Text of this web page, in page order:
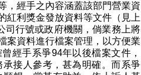
，經手之內容涵蓋該部門營業資
紅利獎金發放資料等文件（見上
司行號或政府機關，倘業務上將
案資料進行檔案管理，以方便業
經手系爭94年以後檔案文件，
接人參考，甚為明確。而系爭